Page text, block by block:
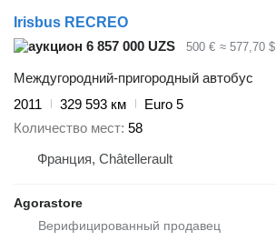
Irisbus RECREO
6 857 000 UZS
500 € ≈ 577,70 $
Междугородний-пригородный автобус
2011
329 593 км
Euro 5
Количество мест 58
Франция, Châtellerault
Agorastore